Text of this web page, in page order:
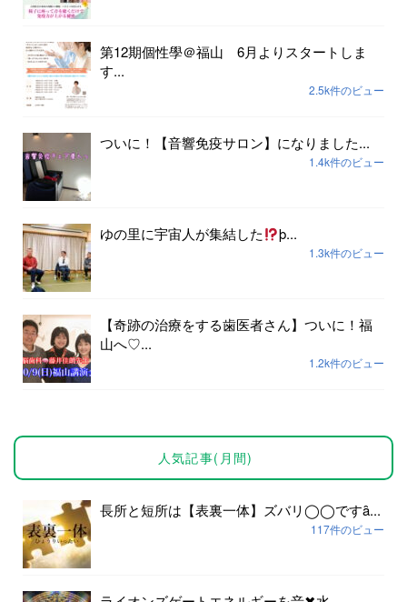
第12期個性學＠福山 6月よりスタートしま
す...
2.5k件のビュー
ついに！【音響免疫サロン】になりました...
1.4k件のビュー
ゆの里に宇宙人が集結した þ...
1.3k件のビュー
【奇跡の治療をする歯医者さん】ついに！福
山へ♡...
1.2k件のビュー
人気記事(月間)
長所と短所は【表裏一体】ズバリ◯◯ですȃ...
117件のビュー